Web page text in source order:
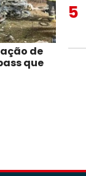
de
que
5